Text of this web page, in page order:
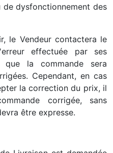
dysfonctionnement des
le Vendeur contactera le
effectuée par ses
la commande sera
Cependant, en cas
la correction du prix, il
corrigée, sans
être expresse.